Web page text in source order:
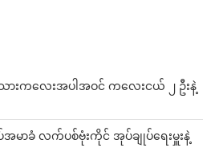
ားကလေးအပါအဝင် ကလေးငယ် ၂ ဦးနဲ့
ာခံ လက်ပစ်ဗုံးကိုင် အုပ်ချုပ်ရေးမှူးနဲ့